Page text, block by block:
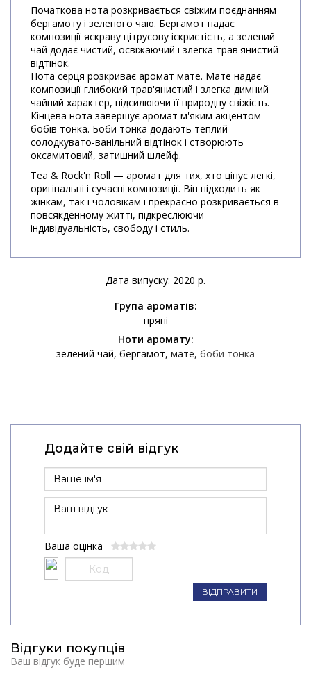
Початкова нота розкривається свіжим поєднанням
бергамоту і зеленого чаю. Бергамот надає
композиції яскраву цітрусову іскристість, а зелений
чай додає чистий, освіжаючий і злегка трав'янистий
відтінок.
Нота серця розкриває аромат мате. Мате надає
композиції глибокий трав'янистий і злегка димний
чайний характер, підсилюючи її природну свіжість.
Кінцева нота завершує аромат м'яким акцентом
бобів тонка. Боби тонка додають теплий
солодкувато-ванільний відтінок і створюють
оксамитовий, затишний шлейф.
Tea & Rock'n Roll — аромат для тих, хто цінує легкі,
оригінальні і сучасні композиції. Він підходить як
жінкам, так і чоловікам і прекрасно розкривається в
повсякденному житті, підкреслюючи
індивідуальність, свободу і стиль.
Дата випуску: 2020 р.
Група ароматів:
пряні
Ноти аромату:
зелений чай бергамот мате боби тонка
Додайте свій відгук
Ваша оцінка
ВІДПРАВИТИ
Відгуки покупців
Ваш відгук буде першим